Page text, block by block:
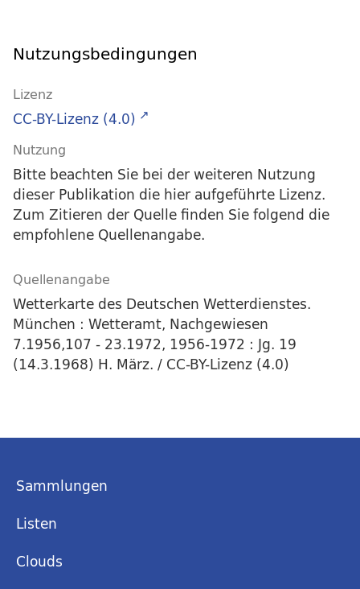
Nutzungsbedingungen
Lizenz
CC-BY-Lizenz (4.0)
Nutzung
Bitte beachten Sie bei der weiteren Nutzung
dieser Publikation die hier aufgeführte Lizenz.
Zum Zitieren der Quelle finden Sie folgend die
empfohlene Quellenangabe.
Quellenangabe
Wetterkarte des Deutschen Wetterdienstes.
München : Wetteramt, Nachgewiesen
7.1956,107 - 23.1972, 1956-1972 : Jg. 19
(14.3.1968) H. März. / CC-BY-Lizenz (4.0)
Sammlungen
Listen
Clouds